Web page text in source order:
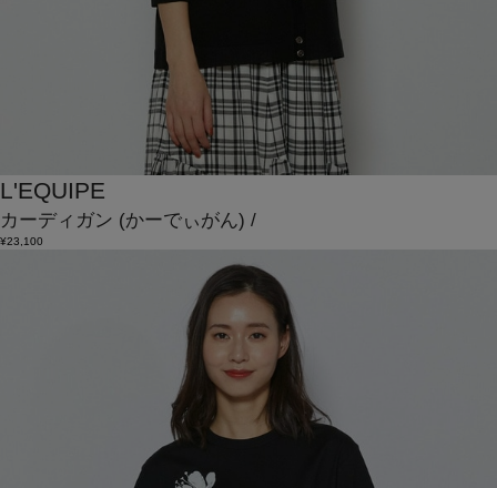
L'EQUIPE
カーディガン (かーでぃがん) /
¥23,100